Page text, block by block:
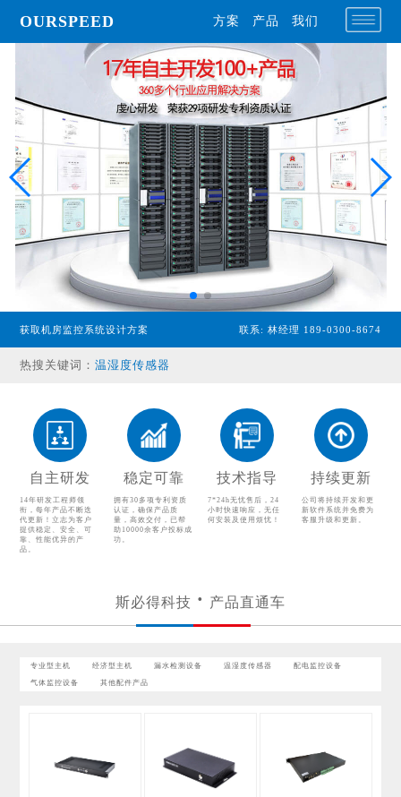
OURSPEED 方案 产品 我们
获取机房监控系统设计方案 联系: 林经理 189-0300-8674
热搜关键词：
专业型主机
经济型主机
漏水检测设备
配电监控设备
其他配件产品
自主研发
14年研发工程师领
衔，每年产品不断迭
代更新！立志为客户
提供稳定、安全、可
靠、性能优异的产
品。
稳定可靠
拥有30多项专利资质
认证，确保产品质
量，高效交付，已帮
助10000余客户投标成
功。
技术指导
7*24h无忧售后，24
小时快速响应，无任
何安装及使用烦忧！
持续更新
公司将持续开发和更
新软件系统并免费为
客服升级和更新。
斯必得科技 产品直通车
专业型主机 经济型主机 漏水检测设备 温湿度传感器 配电监控设备
气体监控设备 其他配件产品